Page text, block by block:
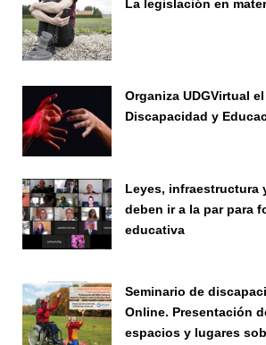
La legislación en
Organiza UDGVirtual
Discapacidad y
Leyes, infraestructura
deben ir a la par para
educativa
Seminario de
Online. Presentación
espacios y lugares